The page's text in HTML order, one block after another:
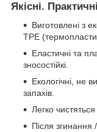
Якісні.
Виготовлені з
TPE
Еластичні та
зносостійкі.
Екологічні, не
запахів.
Легко
Після згинання